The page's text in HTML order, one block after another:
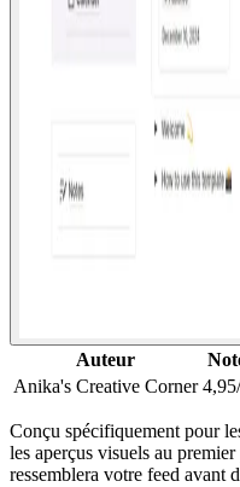
Auteur
Anika's Creative Corner
Conçu spécifiquement pour
les aperçus visuels au
ressemblera votre feed avant